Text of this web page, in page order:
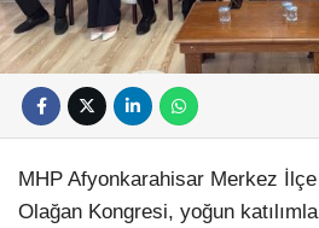
MHP Afyonkarahisar Merkez İlçe
Olağan Kongresi, yoğun